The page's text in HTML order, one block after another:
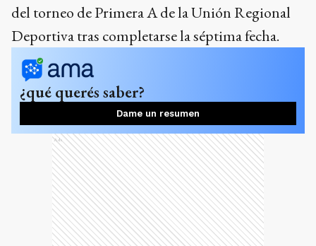
del torneo de Primera A de la Unión Regional
Deportiva tras completarse la séptima fecha.
¿qué querés saber?
Dame un resumen
Ads